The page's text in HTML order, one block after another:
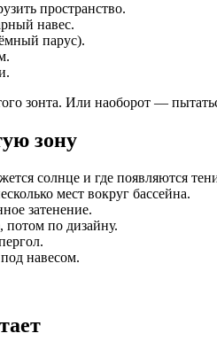
пространство.
навес.
парус).
зонта. Или наоборот —
зону
солнце и где появляются
мест вокруг бассейна.
затенение.
потом по дизайну.
навесом.